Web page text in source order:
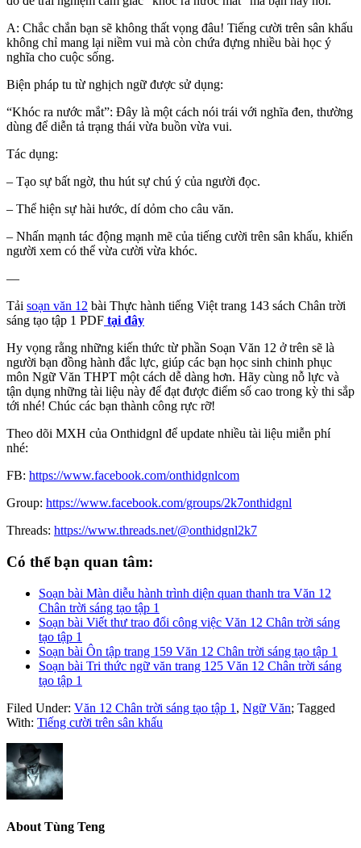
A: Chắc chắn bạn sẽ không thất vọng đâu! Tiếng cười trên sân khấu
không chỉ mang lại niềm vui mà còn chứa đựng nhiều bài học ý
nghĩa cho cuộc sống.
Biện pháp tu từ nghịch ngữ được sử dụng:
“Khóc ra nước mắt”: Đây là một cách nói trái với nghĩa đen, thường
dùng để diễn tả trạng thái vừa buồn vừa vui.
Tác dụng:
– Tạo sự bất ngờ, thu hút sự chú ý của người đọc.
– Thể hiện sự hài hước, dí dỏm cho câu văn.
– Nhấn mạnh tác động mạnh mẽ của tiếng cười trên sân khấu, khiến
người xem có thể vừa cười vừa khóc.
—
Tải soạn văn 12 bài Thực hành tiếng Việt trang 143 sách Chân trời
sáng tạo tập 1 PDF tại đây
Hy vọng rằng những kiến thức từ phần Soạn Văn 12 ở trên sẽ là
người bạn đồng hành đắc lực, giúp các bạn học sinh chinh phục
môn Ngữ Văn THPT một cách dễ dàng hơn. Hãy cùng nỗ lực và
tận dụng những tài liệu này để đạt được điểm số cao trong kỳ thi sắp
tới nhé! Chúc các bạn thành công rực rỡ!
Theo dõi MXH của Onthidgnl để update nhiều tài liệu miễn phí
nhé:
FB: https://www.facebook.com/onthidgnlcom
Group: https://www.facebook.com/groups/2k7onthidgnl
Threads: https://www.threads.net/@onthidgnl2k7
Có thể bạn quan tâm:
Soạn bài Màn diễu hành trình diện quan thanh tra Văn 12
Chân trời sáng tạo tập 1
Soạn bài Viết thư trao đổi công việc Văn 12 Chân trời sáng
tạo tập 1
Soạn bài Ôn tập trang 159 Văn 12 Chân trời sáng tạo tập 1
Soạn bài Tri thức ngữ văn trang 125 Văn 12 Chân trời sáng
tạo tập 1
Filed Under: Văn 12 Chân trời sáng tạo tập 1 , Ngữ Văn; Tagged
With: Tiếng cười trên sân khấu
About Tùng Teng